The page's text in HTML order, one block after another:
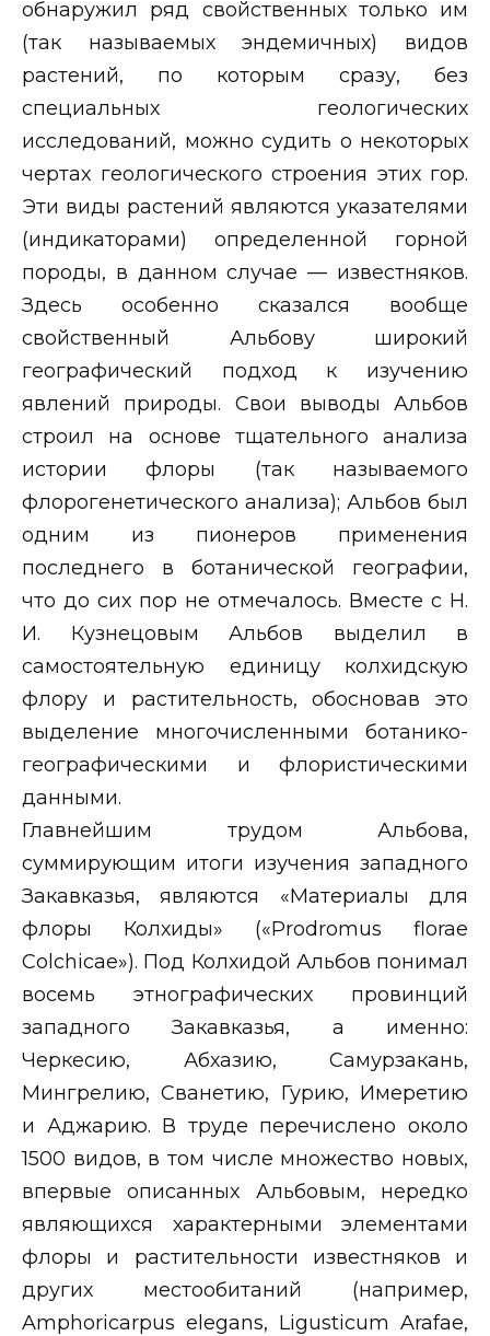
обнаружил ряд свойственных только им
(так называемых эндемичных) видов
растений, по которым сразу, без
специальных геологических
исследований, можно судить о некоторых
чертах геологического строения этих гор.
Эти виды растений являются указателями
(индикаторами) определенной горной
породы, в данном случае — известняков.
Здесь особенно сказался вообще
свойственный Альбову широкий
географический подход к изучению
явлений природы. Свои выводы Альбов
строил на основе тщательного анализа
истории флоры (так называемого
флорогенетического анализа); Альбов был
одним из пионеров применения
последнего в ботанической географии,
что до сих пор не отмечалось. Вместе с Н.
И. Кузнецовым Альбов выделил в
самостоятельную единицу колхидскую
флору и растительность, обосновав это
выделение многочисленными ботанико-
географическими и флористическими
данными.
Главнейшим трудом Альбова,
суммирующим итоги изучения западного
Закавказья, являются «Материалы для
флоры Колхиды» («Prodromus florae
Colchicae»). Под Колхидой Альбов понимал
восемь этнографических провинций
западного Закавказья, а именно:
Черкесию, Абхазию, Самурзакань,
Мингрелию, Сванетию, Гурию, Имеретию
и Аджарию. В труде перечислено около
1500 видов, в том числе множество новых,
впервые описанных Альбовым, нередко
являющихся характерными элементами
флоры и растительности известняков и
других местообитаний (например,
Amphoricarpus elegans, Ligusticum Arafae,